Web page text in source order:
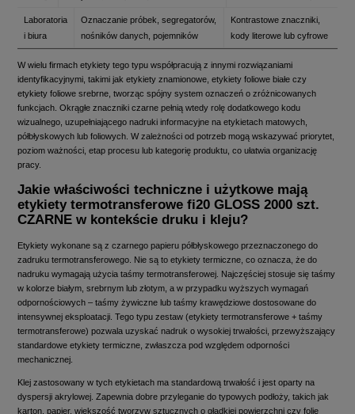
Laboratoria
i biura
Oznaczanie próbek, segregatorów,
nośników danych, pojemników
Kontrastowe znaczniki,
kody literowe lub cyfrowe
W wielu firmach etykiety tego typu współpracują z innymi rozwiązaniami
identyfikacyjnymi, takimi jak etykiety znamionowe, etykiety foliowe białe czy
etykiety foliowe srebrne, tworząc spójny system oznaczeń o zróżnicowanych
funkcjach. Okrągłe znaczniki czarne pełnią wtedy rolę dodatkowego kodu
wizualnego, uzupełniającego nadruki informacyjne na etykietach matowych,
półbłyskowych lub foliowych. W zależności od potrzeb mogą wskazywać priorytet,
poziom ważności, etap procesu lub kategorię produktu, co ułatwia organizację
pracy.
Jakie właściwości techniczne i użytkowe mają
etykiety termotransferowe fi20 GLOSS 2000 szt.
CZARNE w kontekście druku i kleju?
Etykiety wykonane są z czarnego papieru półbłyskowego przeznaczonego do
zadruku termotransferowego. Nie są to etykiety termiczne, co oznacza, że do
nadruku wymagają użycia taśmy termotransferowej. Najczęściej stosuje się taśmy
w kolorze białym, srebrnym lub złotym, a w przypadku wyższych wymagań
odpornościowych – taśmy żywiczne lub taśmy krawędziowe dostosowane do
intensywnej eksploatacji. Tego typu zestaw (etykiety termotransferowe + taśmy
termotransferowe) pozwala uzyskać nadruk o wysokiej trwałości, przewyższający
standardowe etykiety termiczne, zwłaszcza pod względem odporności
mechanicznej.
Klej zastosowany w tych etykietach ma standardową trwałość i jest oparty na
dyspersji akrylowej. Zapewnia dobre przyleganie do typowych podłoży, takich jak
karton, papier, większość tworzyw sztucznych o gładkiej powierzchni czy folie